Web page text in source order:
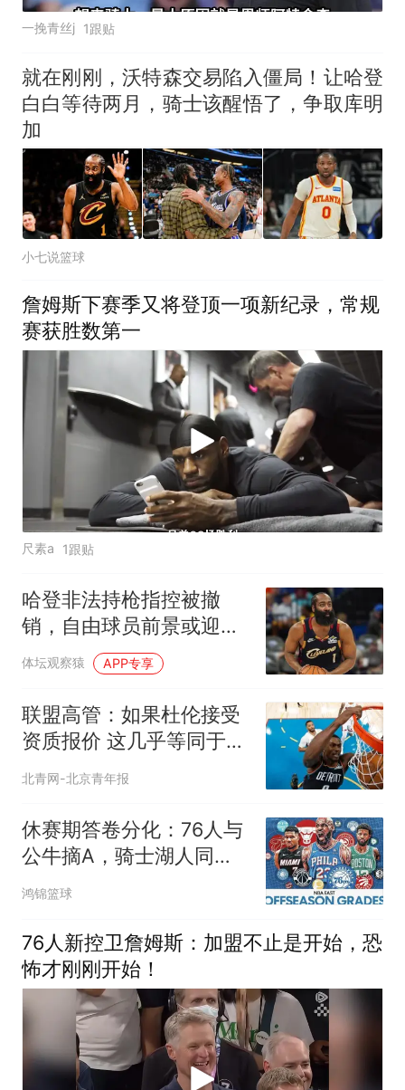
一挽青丝j 1跟贴
就在刚刚，沃特森交易陷入僵局！让哈登
白白等待两月，骑士该醒悟了，争取库明
加
小七说篮球
詹姆斯下赛季又将登顶一项新纪录，常规
赛获胜数第一
尺素a 1跟贴
哈登非法持枪指控被撤
销，自由球员前景或迎转
机：一项关键决定落下
体坛观察猿 APP专享
联盟高管：如果杜伦接受
资质报价 这几乎等同于判
死刑
北青网-北京青年报
休赛期答卷分化：76人与
公牛摘A，骑士湖人同陷D
级泥潭
鸿锦篮球
76人新控卫詹姆斯：加盟不止是开始，恐
怖才刚刚开始！